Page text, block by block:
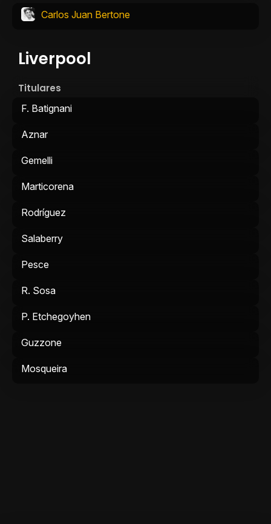
Carlos Juan Bertone
Liverpool
Titulares
F. Batignani
Aznar
Gemelli
Marticorena
Rodríguez
Salaberry
Pesce
R. Sosa
P. Etchegoyhen
Guzzone
Mosqueira